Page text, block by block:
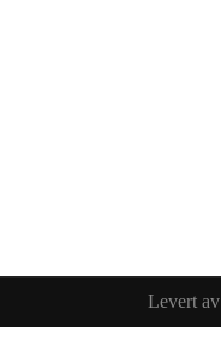
Levert av